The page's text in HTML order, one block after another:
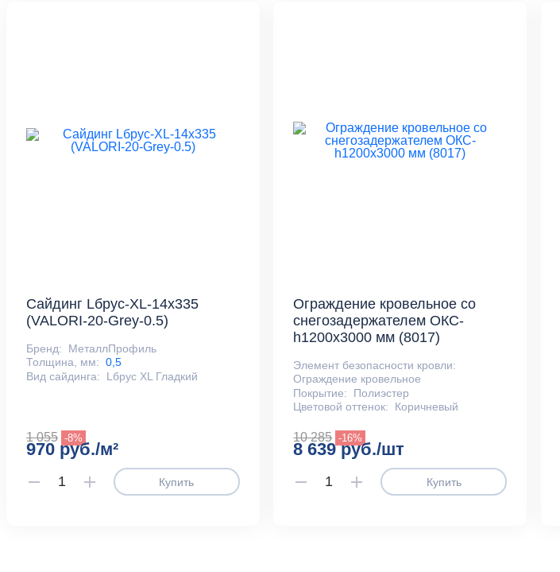
Сайдинг Lбрус-XL-14х335
(VALORI-20-Grey-0.5)
Бренд:
МеталлПрофиль
Толщина, мм: 0,5
Вид сайдинга:
Lбрус XL Гладкий
1 055 -8%
970 руб./м²
Купить
Ограждение кровельное со
снегозадержателем ОКС-
h1200х3000 мм (8017)
Элемент безопасности кровли:
Ограждение кровельное
Покрытие:
Полиэстер
Цветовой оттенок:
Коричневый
10 285 -16%
8 639 руб./шт
Купить